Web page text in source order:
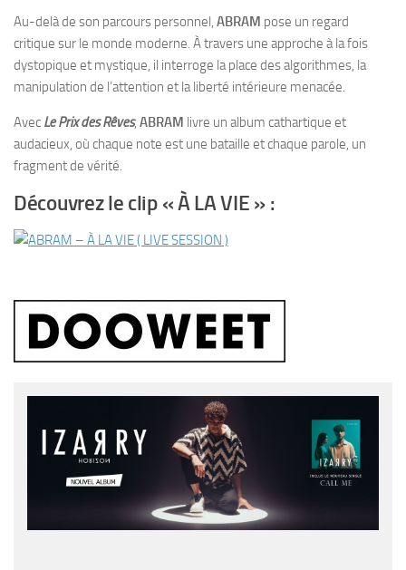
Au-delà de son parcours personnel, ABRAM pose un regard
critique sur le monde moderne. À travers une approche à la fois
dystopique et mystique, il interroge la place des algorithmes, la
manipulation de l’attention et la liberté intérieure menacée.
Avec Le Prix des Rêves, ABRAM livre un album cathartique et
audacieux, où chaque note est une bataille et chaque parole, un
fragment de vérité.
Découvrez le clip « À LA VIE » :